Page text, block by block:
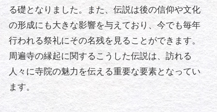
る礎となりました。また、伝説は後の信仰や文化
の形成にも大きな影響を与えており、今でも毎年
行われる祭礼にその名残を見ることができます。
周遍寺の縁起に関するこうした伝説は、訪れる
人々に寺院の魅力を伝える重要な要素となってい
ます。